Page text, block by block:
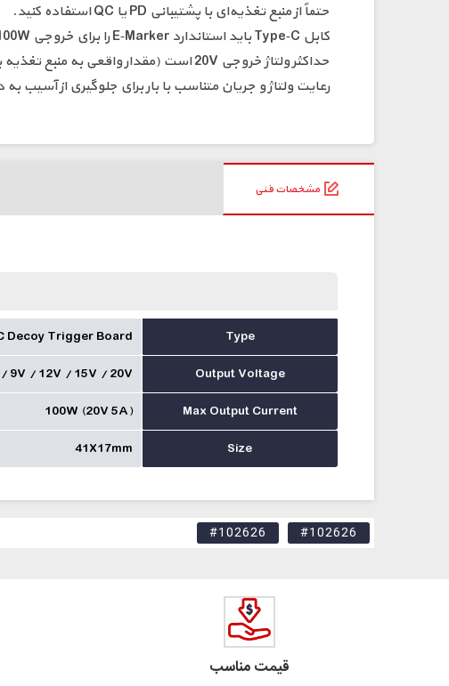
حتماً از منبع تغذیه‌ای با پشتیبانی PD یا QC استفاده کنید.
کابل Type‑C باید استاندارد E‑Marker را برای خروجی 100W پشتیبانی کند.
حداکثر ولتاژ خروجی 20V است (مقدار واقعی به منبع تغذیه بستگی دارد).
رعایت ولتاژ و جریان متناسب با بار برای جلوگیری از آسیب
مشخصات فنی
Type
Decoy Trigger Board
Output Voltage
9V / 12V / 15V / 20V
Max Output Current
100W (20V 5A)
Size
41X17mm
#102626
#102626
قیمت مناسب